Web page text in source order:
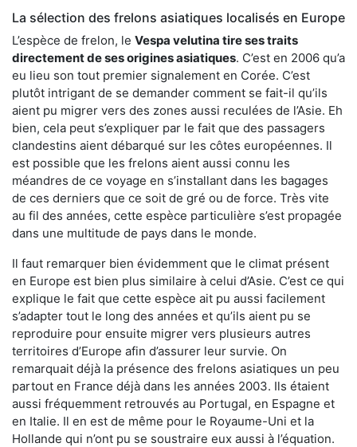
La sélection des frelons asiatiques localisés en Europe
L’espèce de frelon, le Vespa velutina tire ses traits
directement de ses origines asiatiques. C’est en 2006 qu’a
eu lieu son tout premier signalement en Corée. C’est
plutôt intrigant de se demander comment se fait-il qu’ils
aient pu migrer vers des zones aussi reculées de l’Asie. Eh
bien, cela peut s’expliquer par le fait que des passagers
clandestins aient débarqué sur les côtes européennes. Il
est possible que les frelons aient aussi connu les
méandres de ce voyage en s’installant dans les bagages
de ces derniers que ce soit de gré ou de force. Très vite
au fil des années, cette espèce particulière s’est propagée
dans une multitude de pays dans le monde.
Il faut remarquer bien évidemment que le climat présent
en Europe est bien plus similaire à celui d’Asie. C’est ce qui
explique le fait que cette espèce ait pu aussi facilement
s’adapter tout le long des années et qu’ils aient pu se
reproduire pour ensuite migrer vers plusieurs autres
territoires d’Europe afin d’assurer leur survie. On
remarquait déjà la présence des frelons asiatiques un peu
partout en France déjà dans les années 2003. Ils étaient
aussi fréquemment retrouvés au Portugal, en Espagne et
en Italie. Il en est de même pour le Royaume-Uni et la
Hollande qui n’ont pu se soustraire eux aussi à l’équation.